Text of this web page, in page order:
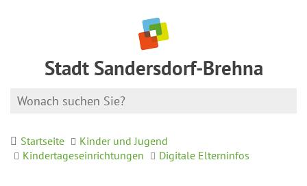
Stadt Sandersdorf-Brehna
Startseite
Kinder und Jugend
Kindertageseinrichtungen
Digitale Elterninfos